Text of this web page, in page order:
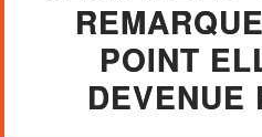
POINT
DEVENUE